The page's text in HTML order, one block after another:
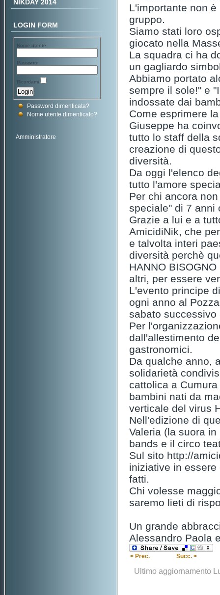
NIKDAY 2014
LOGIN FORM
Nome utente
Password
Ricordami
Password dimenticata?
Nome utente dimenticato?
Amministratore
L'importante non
gruppo.
Siamo stati loro
giocato nella
La squadra ci ha
un gagliardo
Abbiamo portato
sempre il sole!" e
indossate dai
Come esprimere
Giuseppe ha
tutto lo staff della
creazione di
diversità.
Da oggi l'elenco
tutto l'amore
Per chi ancora
speciale" di 7 anni
Grazie a lui e a
AmicidiNik, che
e talvolta interi
diversità perchè
HANNO
altri, per essere
L'evento principe
ogni anno al
sabato
Per
dall'allestimento
gastronomici.
Da qualche anno,
solidarietà
cattolica a
bambini nati da
verticale del virus
Nell'edizione di
Valeria (la suora
bands e il circo
Sul sito http://
iniziative in
fatti.
Chi volesse
saremo lieti di
Un grande
Alessandro Paola
< Prec. Succ. >
Ultimo aggiornamento